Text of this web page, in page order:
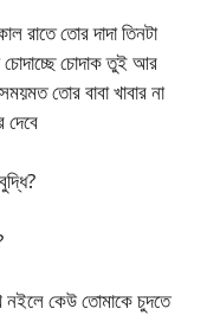
রাতে তোর দাদা তিনটা
চোদাক তুই আর
তোর বাবা খাবার না
দেবে
নইলে কেউ তোমাকে চুদতে